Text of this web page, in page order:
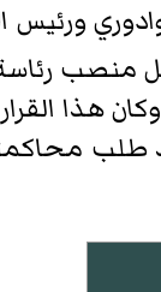
ورئيس
رئاسة
هذا
محاكمته